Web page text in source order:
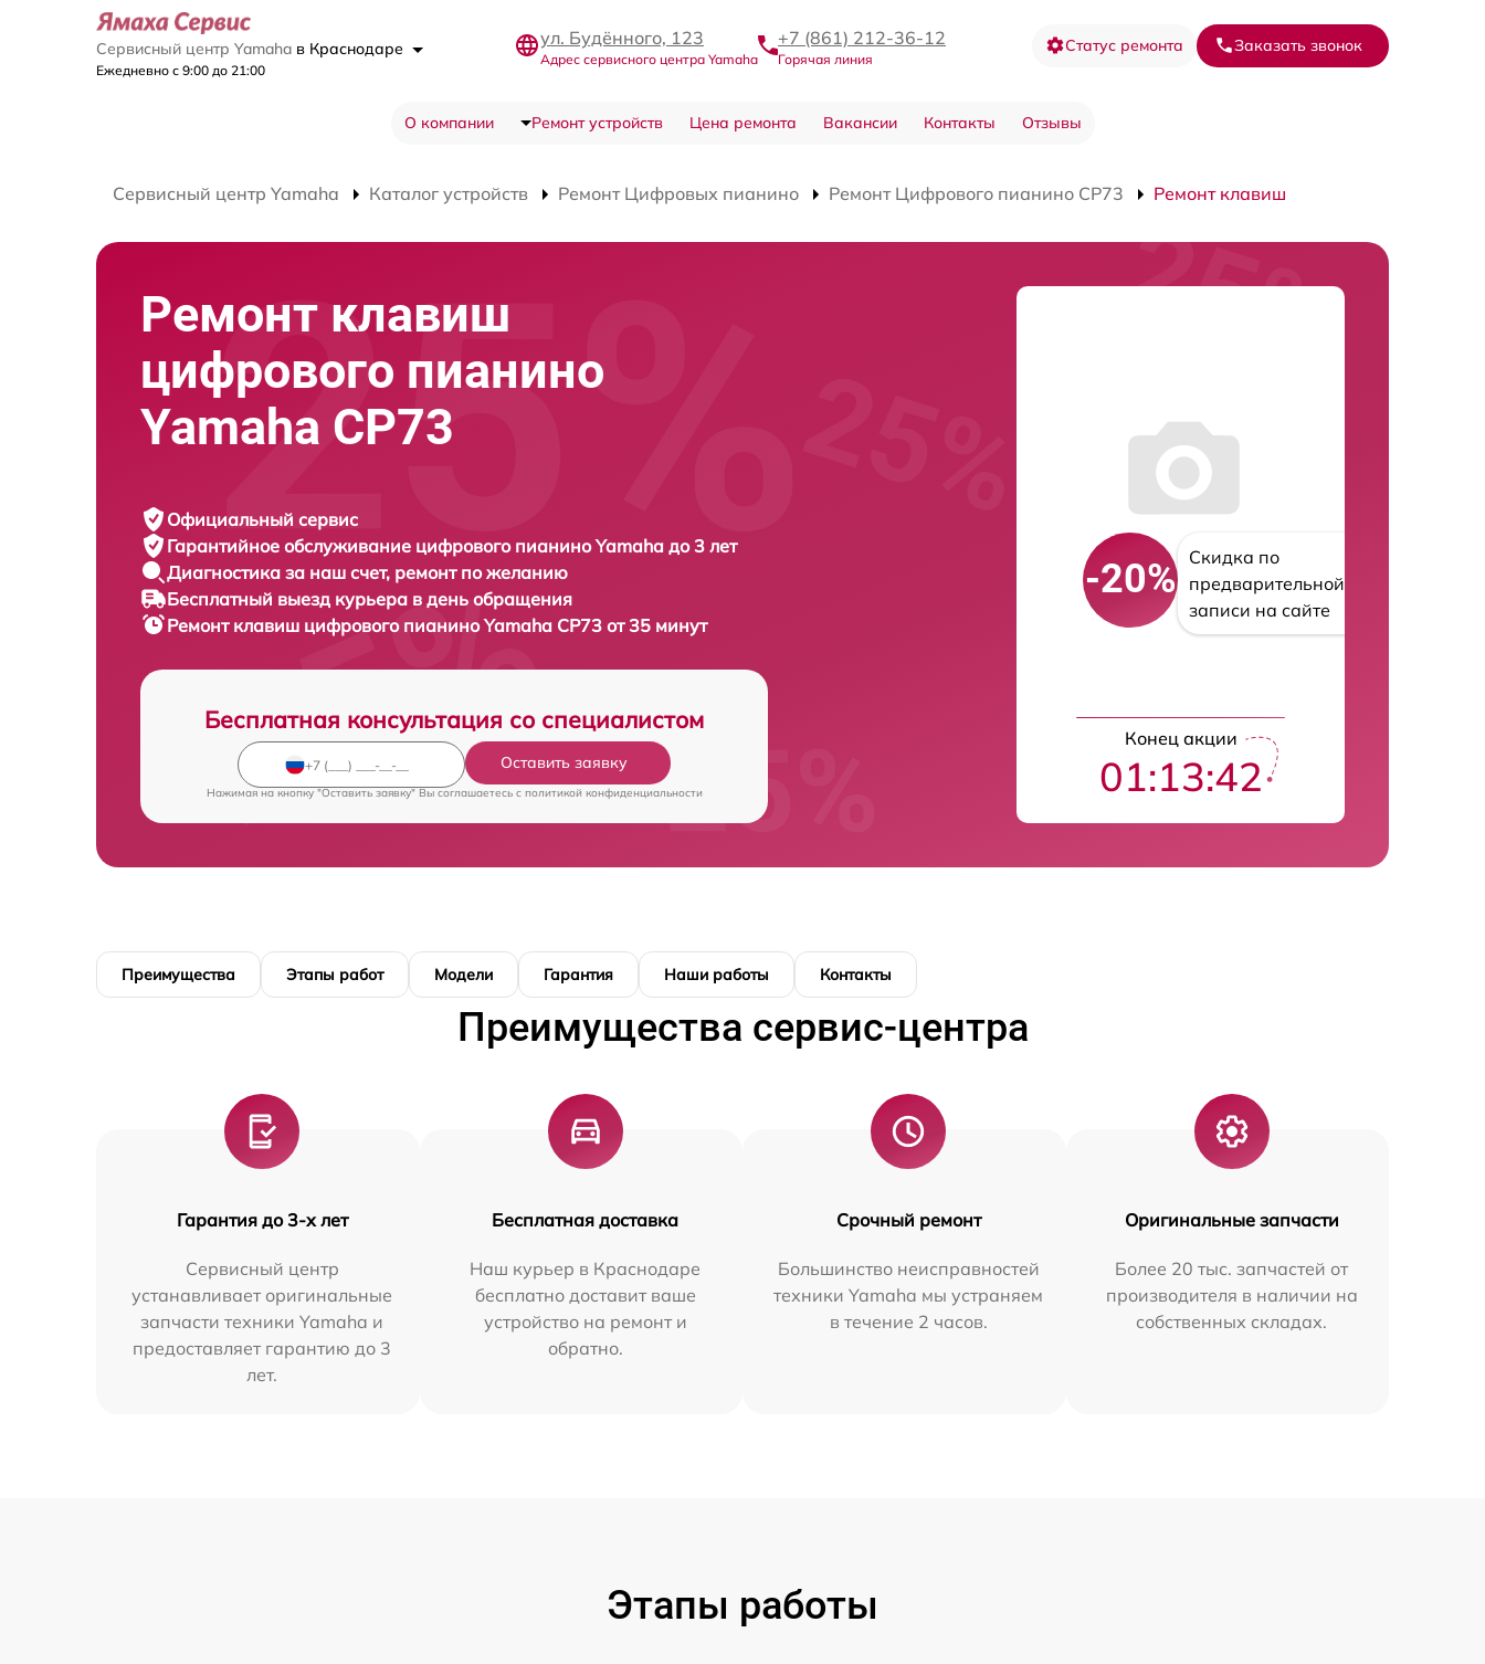
Сервисный центр Yamaha в Краснодаре
Ежедневно с 9:00 до 21:00
ул. Будённого, 123
Адрес сервисного центра Yamaha
+7 (861) 212-36-12
Горячая линия
Статус ремонта Заказать звонок
О компании Ремонт устройств Цена ремонта Вакансии Контакты Отзывы
Сервисный центр Yamaha Каталог устройств Ремонт Цифровых пианино Ремонт Цифрового пианино CP73 Ремонт клавиш
Ремонт клавиш
цифрового пианино
Yamaha CP73
Официальный сервис
Гарантийное обслуживание цифрового пианино Yamaha до 3 лет
Диагностика за наш счет, ремонт по желанию
Бесплатный выезд курьера в день обращения
Ремонт клавиш цифрового пианиноYamaha CP73 от 35 минут
Бесплатная консультация со специалистом
Оставить заявку
Нажимая на кнопку "Оставить заявку" Вы соглашаетесь c политикой конфиденциальности
-20%
Скидка по
предварительной
записи на сайте
Конец акции
01:13:41
Преимущества Этапы работ Модели Гарантия Наши работы Контакты
Преимущества сервис-центра
Гарантия до 3-х лет
Сервисный центр
устанавливает оригинальные
запчасти техники Yamaha и
предоставляет гарантию до 3
лет.
Бесплатная доставка
Наш курьер в Краснодаре
бесплатно доставит ваше
устройство на ремонт и
обратно.
Срочный ремонт
Большинство неисправностей
техники Yamaha мы устраняем
в течение 2 часов.
Оригинальные запчасти
Более 20 тыс. запчастей от
производителя в наличии на
собственных складах.
Этапы работы